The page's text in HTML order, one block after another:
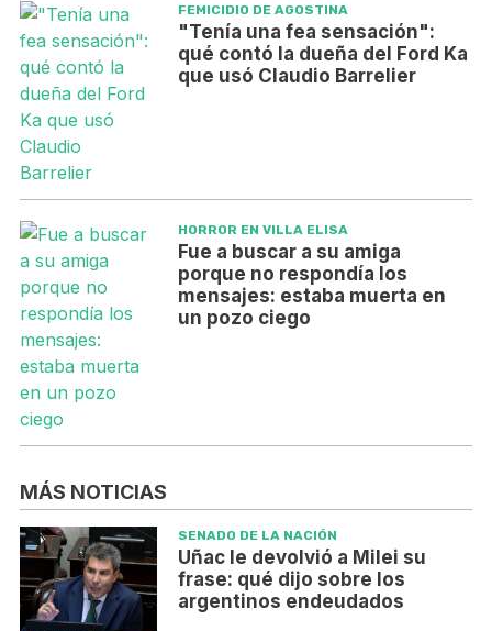
FEMICIDIO DE AGOSTINA
"Tenía una fea sensación":
qué contó la dueña del Ford Ka
que usó Claudio Barrelier
HORROR EN VILLA ELISA
Fue a buscar a su amiga
porque no respondía los
mensajes: estaba muerta en
un pozo ciego
MÁS NOTICIAS
SENADO DE LA NACIÓN
Uñac le devolvió a Milei su
frase: qué dijo sobre los
argentinos endeudados